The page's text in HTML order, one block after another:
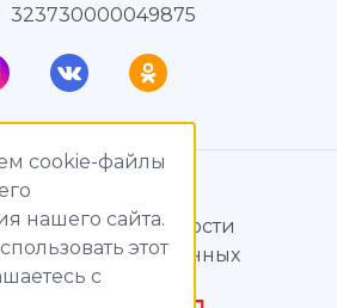
cookie-файлы
нашего сайта.
этот
c
2015 – 2026
конфиденциальности
персональных данных